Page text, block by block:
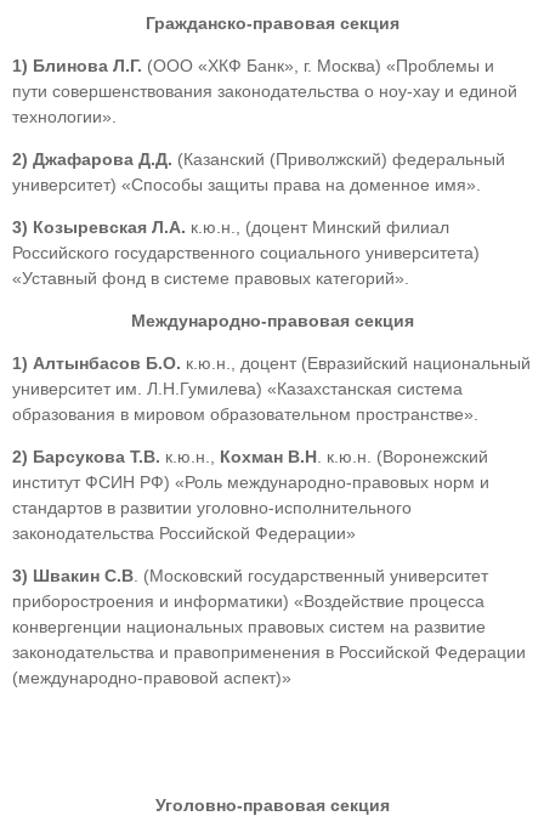
Гражданско-правовая секция
1) Блинова Л.Г. (ООО «ХКФ Банк», г. Москва) «Проблемы и
пути совершенствования законодательства о ноу-хау и единой
технологии».
2) Джафарова Д.Д. (Казанский (Приволжский) федеральный
университет) «Способы защиты права на доменное имя».
3) Козыревская Л.А. к.ю.н., (доцент Минский филиал
Российского государственного социального университета)
«Уставный фонд в системе правовых категорий».
Международно-правовая секция
1) Алтынбасов Б.О. к.ю.н., доцент (Евразийский национальный
университет им. Л.Н.Гумилева) «Казахстанская система
образования в мировом образовательном пространстве».
2) Барсукова Т.В. к.ю.н., Кохман В.Н . к.ю.н. (Воронежский
институт ФСИН РФ) «Роль международно-правовых норм и
стандартов в развитии уголовно-исполнительного
законодательства Российской Федерации»
3) Швакин С.В . (Московский государственный университет
приборостроения и информатики) «Воздействие процесса
конвергенции национальных правовых систем на развитие
законодательства и правоприменения в Российской Федерации
(международно-правовой аспект)»
Уголовно-правовая секция